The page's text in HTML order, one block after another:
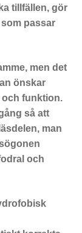
tillfällen, gör
passar
men det
önskar
och funktion.
så att
man
och